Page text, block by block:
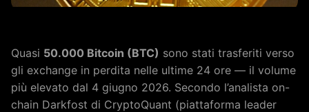
Quasi 50.000 Bitcoin (BTC) sono stati trasferiti verso
gli exchange in perdita nelle ultime 24 ore — il volume
più elevato dal 4 giugno 2026. Secondo l’analista on-
chain Darkfost di CryptoQuant (piattaforma leader